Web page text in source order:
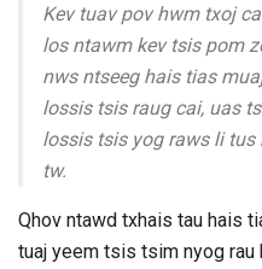
Kev tuav pov hwm txoj
los ntawm kev tsis pom
nws ntseeg hais tias
lossis tsis raug cai, uas
lossis tsis yog raws li
tw.
Qhov ntawd txhais tau hais
tuaj yeem tsis tsim nyog